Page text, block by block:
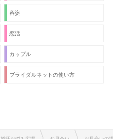
容姿
恋活
カップル
ブライダルネットの使い方